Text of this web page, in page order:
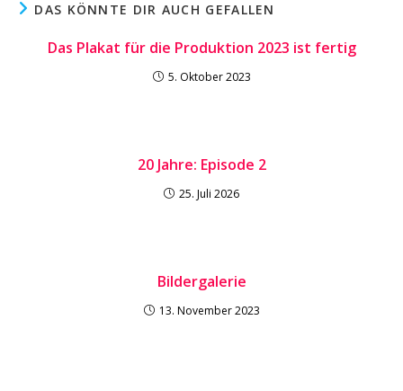
DAS KÖNNTE DIR AUCH GEFALLEN
Das Plakat für die Produktion 2023 ist fertig
5. Oktober 2023
20 Jahre: Episode 2
25. Juli 2026
Bildergalerie
13. November 2023